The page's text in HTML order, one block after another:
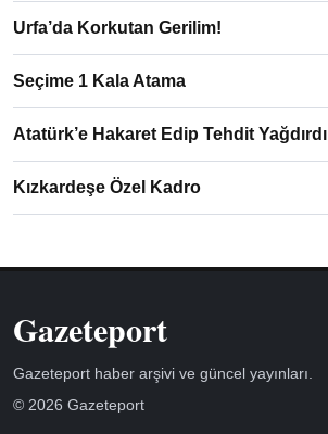
Urfa’da Korkutan Gerilim!
Seçime 1 Kala Atama
Atatürk’e Hakaret Edip Tehdit Yağdırdı
Kızkardeşe Özel Kadro
Gazeteport
Gazeteport haber arşivi ve güncel yayınları.
© 2026 Gazeteport